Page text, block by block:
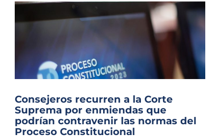
Consejeros recurren a la Corte
Suprema por enmiendas que
podrían contravenir las normas del
Proceso Constitucional